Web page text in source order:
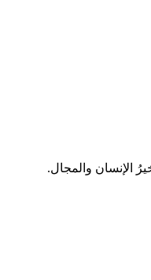
الإنسان والمجال.